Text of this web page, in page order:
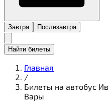
Завтра Послезавтра
Найти билеты
Главная
/
Билеты на автобус
Вары